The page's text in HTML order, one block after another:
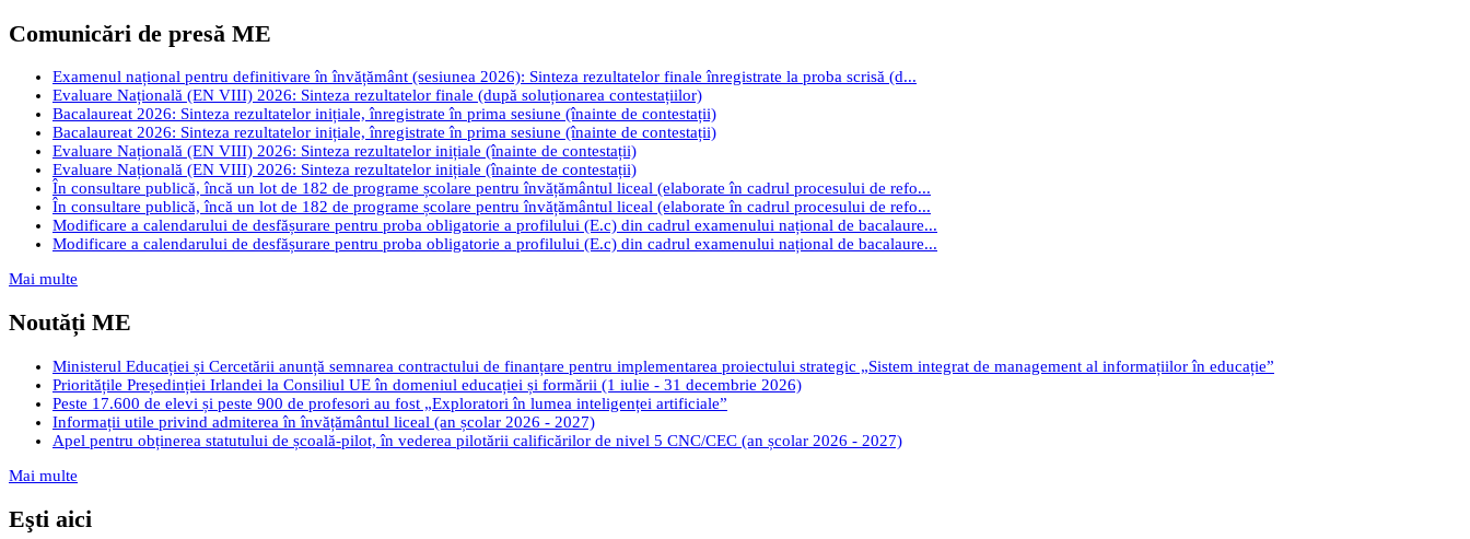
Comunicări de presă ME
Examenul național pentru definitivare în învățământ (sesiunea 2026): Sinteza rezultatelor finale înregistrate la proba scrisă (d...
Evaluare Națională (EN VIII) 2026: Sinteza rezultatelor finale (după soluționarea contestațiilor)
Bacalaureat 2026: Sinteza rezultatelor inițiale, înregistrate în prima sesiune (înainte de contestații)
Bacalaureat 2026: Sinteza rezultatelor inițiale, înregistrate în prima sesiune (înainte de contestații)
Evaluare Națională (EN VIII) 2026: Sinteza rezultatelor inițiale (înainte de contestații)
Evaluare Națională (EN VIII) 2026: Sinteza rezultatelor inițiale (înainte de contestații)
În consultare publică, încă un lot de 182 de programe școlare pentru învățământul liceal (elaborate în cadrul procesului de refo...
În consultare publică, încă un lot de 182 de programe școlare pentru învățământul liceal (elaborate în cadrul procesului de refo...
Modificare a calendarului de desfășurare pentru proba obligatorie a profilului (E.c) din cadrul examenului național de bacalaure...
Modificare a calendarului de desfășurare pentru proba obligatorie a profilului (E.c) din cadrul examenului național de bacalaure...
Mai multe
Noutăți ME
Ministerul Educației și Cercetării anunță semnarea contractului de finanțare pentru implementarea proiectului strategic „Sistem integrat de management al informațiilor în educație”
Prioritățile Președinției Irlandei la Consiliul UE în domeniul educației și formării (1 iulie - 31 decembrie 2026)
Peste 17.600 de elevi și peste 900 de profesori au fost „Exploratori în lumea inteligenței artificiale”
Informații utile privind admiterea în învățământul liceal (an școlar 2026 - 2027)
Apel pentru obținerea statutului de școală-pilot, în vederea pilotării calificărilor de nivel 5 CNC/CEC (an școlar 2026 - 2027)
Mai multe
Eşti aici